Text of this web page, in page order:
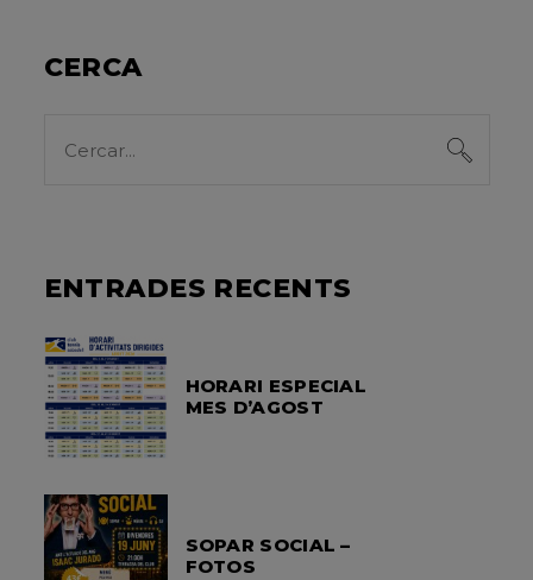
CERCA
for:
ENTRADES RECENTS
HORARI ESPECIAL
MES D’AGOST
SOPAR SOCIAL –
FOTOS